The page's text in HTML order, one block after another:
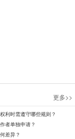
更多>>
利时需遵守哪些规则？
者单独申请？
差异？